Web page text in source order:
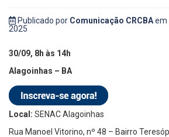
Publicado por Comunicação CRCBAem
2025
30/09, 8h às 14h
Alagoinhas – BA
Local: SENAC Alagoinhas
Rua Manoel Vitorino, nº 48 – Bairro